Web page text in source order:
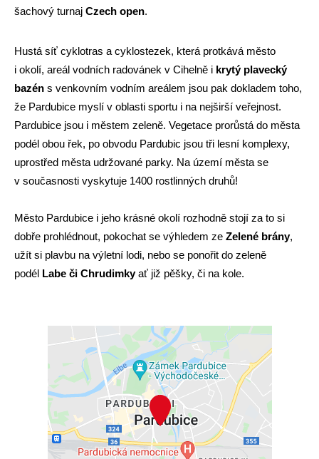
šachový turnaj Czech open.
Hustá síť cyklotras a cyklostezek, která protkává město
i okolí, areál vodních radovánek v Cihelně i krytý plavecký
bazén s venkovním vodním areálem jsou pak dokladem toho,
že Pardubice myslí v oblasti sportu i na nejširší veřejnost.
Pardubice jsou i městem zeleně. Vegetace prorůstá do města
podél obou řek, po obvodu Pardubic jsou tři lesní komplexy,
uprostřed města udržované parky. Na území města se
v současnosti vyskytuje 1400 rostlinných druhů!
Město Pardubice i jeho krásné okolí rozhodně stojí za to si
dobře prohlédnout, pokochat se výhledem ze Zelené brány,
užít si plavbu na výletní lodi, nebo se ponořit do zeleně
podél Labe či Chrudimkyať již pěšky, či na kole.